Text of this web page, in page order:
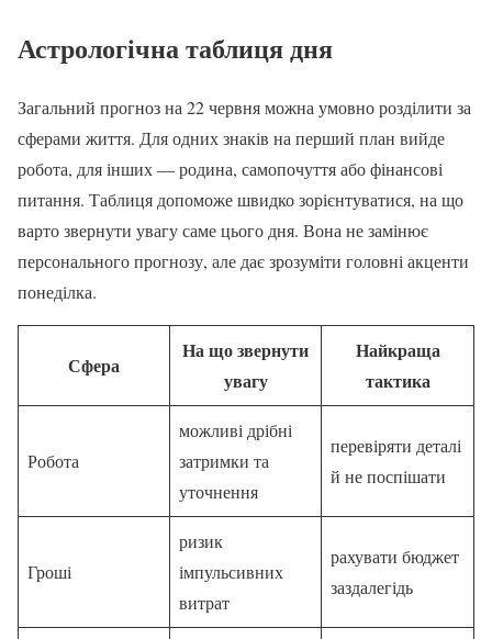
Астрологічна таблиця дня
Загальний прогноз на 22 червня можна умовно розділити за
сферами життя. Для одних знаків на перший план вийде
робота, для інших — родина, самопочуття або фінансові
питання. Таблиця допоможе швидко зорієнтуватися, на що
варто звернути увагу саме цього дня. Вона не замінює
персонального прогнозу, але дає зрозуміти головні акценти
понеділка.
Сфера
На що звернути
увагу
Найкраща
тактика
Робота
можливі дрібні
затримки та
уточнення
перевіряти деталі
й не поспішати
Гроші
ризик
імпульсивних
витрат
рахувати бюджет
заздалегідь